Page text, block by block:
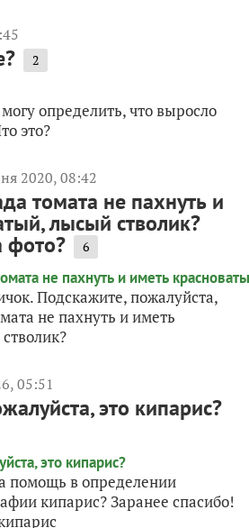
2
определить, что выросло
это?
2020, 08:42
томата не пахнуть и
лысый стволик?
фото? 6
Подскажите, пожалуйста,
не пахнуть и иметь
05:51
это кипарис?
помощь в определении
кипарис? Заранее спасибо!